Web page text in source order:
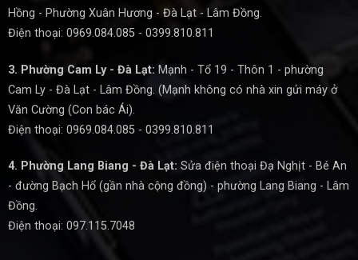
Hồng - Phường Xuân Hương - Đà Lạt - Lâm Đồng.
Điện thoại: 0969.084.085 - 0399.810.811
3. Phường Cam Ly - Đà Lạt: Mạnh - Tổ 19 - Thôn 1 - phường
Cam Ly - Đà Lạt - Lâm Đồng. (Mạnh không có nhà xin gửi máy ở
Văn Cường (Con bác Ái).
Điện thoại: 0969.084.085 - 0399.810.811
4. Phường Lang Biang - Đà Lạt: Sửa điện thoại Đạ Nghịt - Bé An
- đường Bạch Hổ (gần nhà cộng đồng) - phường Lang Biang - Lâm
Đồng.
Điện thoại: 097.115.7048